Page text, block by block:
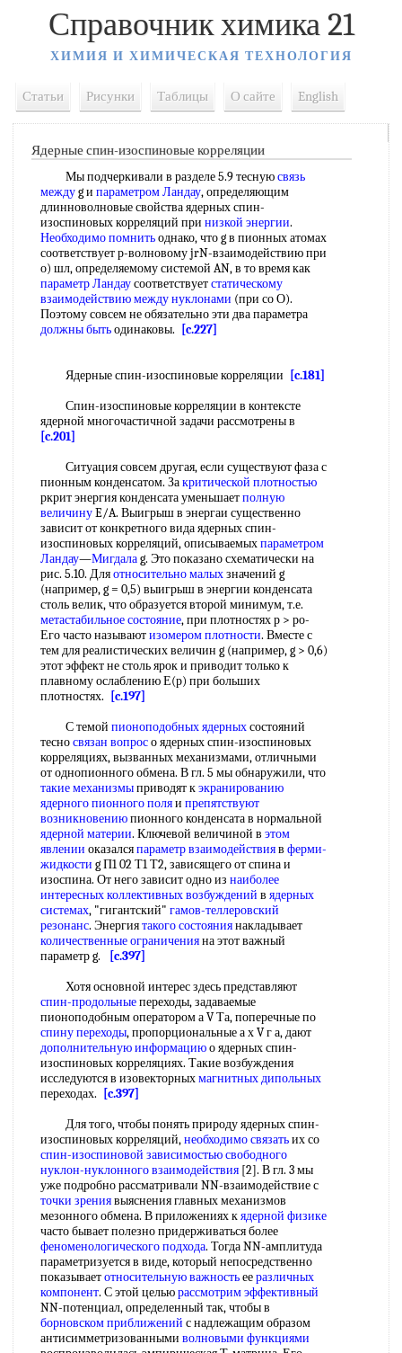
Справочник химика 21
ХИМИЯ И ХИМИЧЕСКАЯ ТЕХНОЛОГИЯ
Статьи Рисунки Таблицы О сайте English
Ядерные спин-изоспиновые корреляции
Мы подчеркивали в разделе 5.9 теснуюсвязь
междуg и параметром Ландау, определяющим
длинноволновые свойства ядерных спин-
изоспиновых корреляций при низкой энергии.
Необходимо помнитьоднако, что g в пионных атомах
соответствует р-волновому jrN-взаимодействию при
о) шл, определяемому системой AN, в то время как
параметр Ландаусоответствуетстатическому
взаимодействиюмежду нуклонами (при со О).
Поэтому совсем не обязательно эти два параметра
должны бытьодинаковы. [c.227]
Ядерные спин-изоспиновые корреляции
[c.181]
Спин-изоспиновые корреляции в контексте
ядерной многочастичной задачи рассмотрены в
[c.201]
Ситуация совсем другая, если существуют фаза с
пионным конденсатом. Закритической плотностью
ркрит энергия конденсата уменьшаетполную
величинуE/A. Выигрыш в энергаи существенно
зависит от конкретного вида ядерных спин-
изоспиновых корреляций, описываемыхпараметром
Ландау—Мигдалаg. Это показано схематически на
рис. 5.10. Дляотносительно малыхзначений g
(например, g = 0,5) выигрыш в энергии конденсата
столь велик, что образуется второй минимум, т.е.
метастабильное состояние, при плотностях р > ро-
Его часто называютизомером плотности. Вместе с
тем для реалистических величин g (например, g > 0,6)
этот эффект не столь ярок и приводит только к
плавному ослаблению Е(р) при больших
плотностях.
[c.197]
С темой пионоподобных ядерныхсостояний
тесносвязан вопросо ядерных спин-изоспиновых
корреляциях, вызванных механизмами, отличными
от однопионного обмена. В гл. 5 мы обнаружили, что
такие механизмыприводят кэкранированию
ядерногопионного поляи препятствуют
возникновениюпионного конденсата в нормальной
ядерной материи. Ключевой величиной в этом
явлении оказалсяпараметр взаимодействияв ферми-
жидкости g П1 02 Т1 Т2, зависящего от спина и
изоспина. От него зависит одно из наиболее
интересныхколлективных возбуждений в ядерных
системах, "гигантский" гамов-теллеровский
резонанс. Энергиятакого состояниянакладывает
количественные ограниченияна этот важный
параметр g.
[c.397]
Хотя основной интерес здесь представляют
спин-продольныепереходы, задаваемые
пионоподобным оператором а V Та, поперечные по
спину переходы, пропорциональные а х V г а, дают
дополнительную информациюо ядерных спин-
изоспиновых корреляциях. Такие возбуждения
исследуются в изовекторныхмагнитных дипольных
переходах.
[c.397]
Для того, чтобы понять природу ядерных спин-
изоспиновых корреляций,необходимо связатьих со
спин-изоспиновой зависимостью свободного
нуклон-нуклонного взаимодействия [2]. В гл. 3 мы
уже подробно рассматривали NN-взаимодействие с
точки зрениявыяснения главных механизмов
мезонного обмена. В приложениях кядерной физике
часто бывает полезно придерживаться более
феноменологического подхода. Тогда NN-амплитуда
параметризуется в виде, который непосредственно
показываетотносительную важностьееразличных
компонент. С этой цельюрассмотрим эффективный
NN-потенциал, определенный так, чтобы в
борновском приближений с надлежащим образом
антисимметризованными волновыми функциями